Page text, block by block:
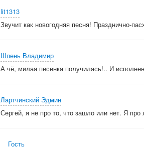
lit1313
Звучит как новогодняя песня! Празднично-
Шпень Владимир
А чё, милая песенка получилась!.. И
Лартчинский Эдмин
Сергей, я не про то, что зашло или нет. Я про
Гость